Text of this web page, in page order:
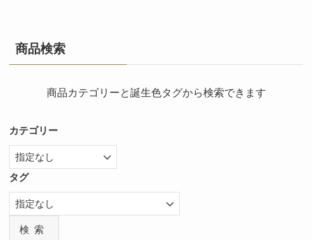
商品検索
商品カテゴリーと誕生色タグから検索できます
カテゴリー
タグ
検索